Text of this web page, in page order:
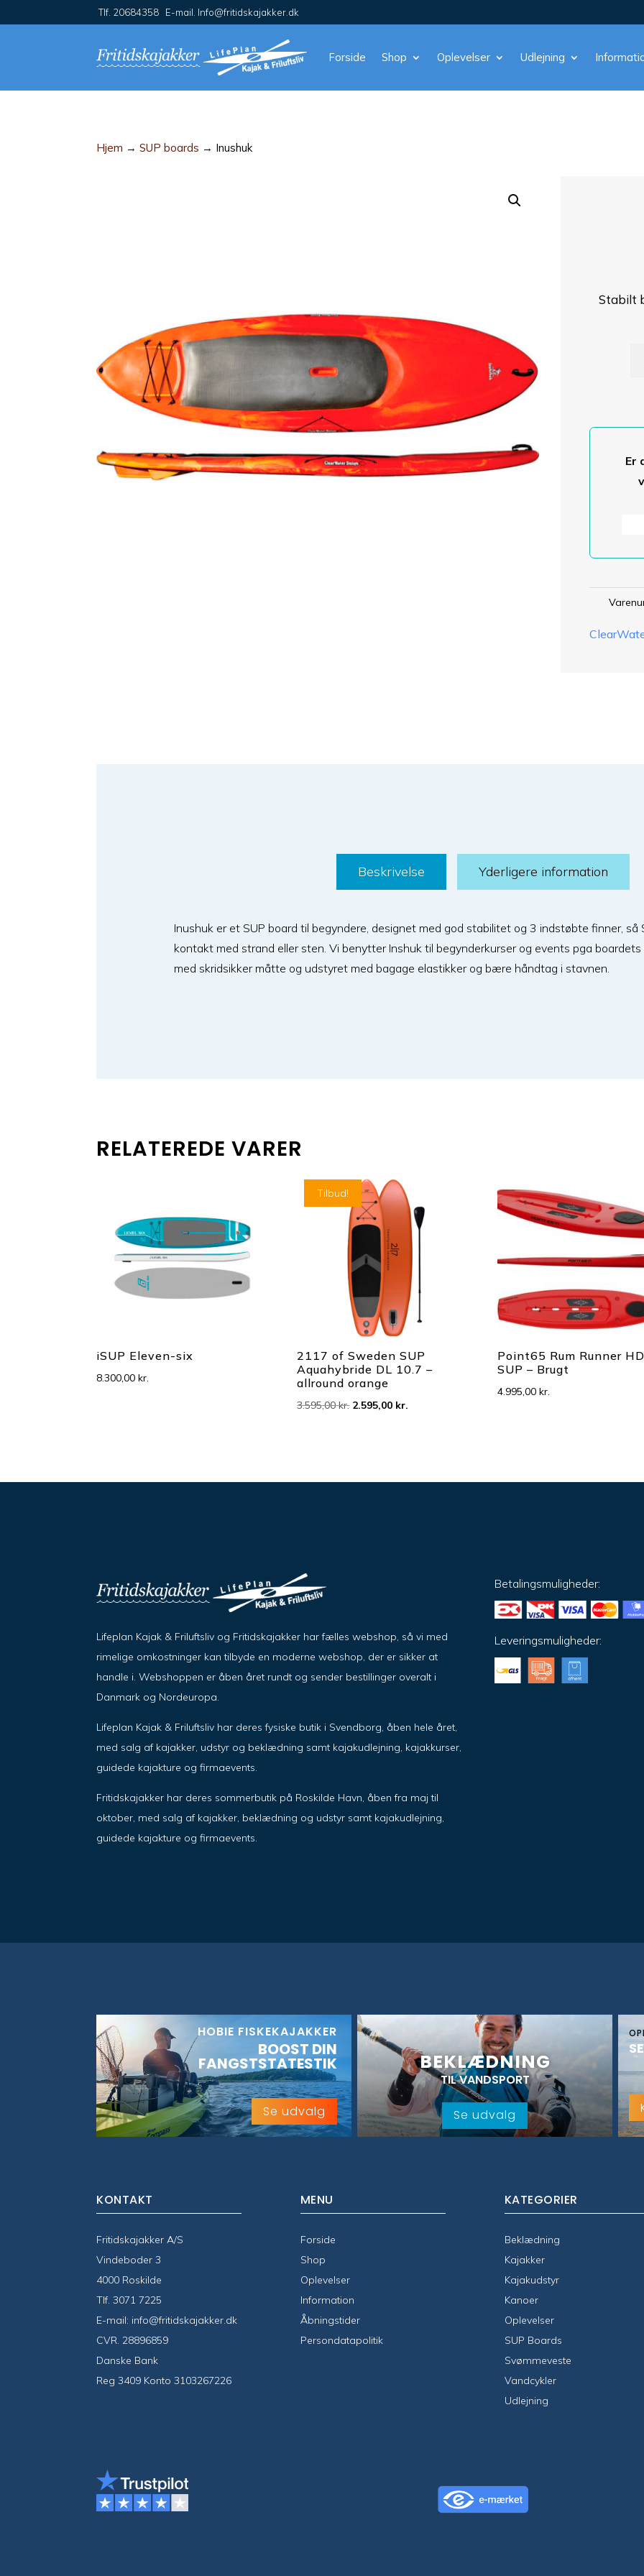
Tlf. 20684358 E-mail. Info@fritidskajakker.dk
Forside Shop Oplevelser Udlejning
Hjem →SUP boards → Inushuk
Stabilt
Er
Beskrivelse Yderligere information
Inushuk er et SUP board til begyndere, designet med god stabilitet og 3 indstøbte finner, så
kontakt med strand eller sten. Vi benytter Inshuk til begynderkurser og events pga
med skridsikker måtte og udstyret med bagage elastikker og bære håndtag i stavnen.
RELATEREDE VARER
iSUP Eleven-six
8.300,00kr.
Tilbud!
2117 of Sweden SUP
Aquahybride DL 10.7 –
allround orange
3.595,00kr. Den
3.595,00 kr..
2.595,00 kr.
2.595,00 kr..
Point65 Rum Runner
SUP – Brugt
4.995,00kr.
Lifeplan Kajak & Friluftsliv og Fritidskajakker har fælles webshop, så vi med
rimelige omkostninger kan tilbyde en moderne webshop, der er sikker at
handle i. Webshoppen er åben året rundt og sender bestillinger overalt i
Danmark og Nordeuropa.
Lifeplan Kajak & Friluftsliv har deres fysiske butik i Svendborg, åben hele året,
med salg af kajakker, udstyr og beklædning samt kajakudlejning, kajakkurser,
guidede kajakture og firmaevents.
Fritidskajakker har deres sommerbutik på Roskilde Havn, åben fra maj til
oktober, med salg af kajakker, beklædning og udstyr samt kajakudlejning,
guidede kajakture og firmaevents.
Betalingsmuligheder:
Leveringsmuligheder:
HOBIE FISKEKAJAKKER
BOOST DIN
FANGSTSTATESTIK
Se udvalg
BEKLÆDNING
TIL VANDSPORT
Se udvalg
KONTAKT
Fritidskajakker A/S
Vindeboder 3
4000 Roskilde
Tlf.3071 7225
E-mail: info@fritidskajakker.dk
CVR. 28896859
Danske Bank
Reg 3409 Konto 3103267226
MENU
Forside
Shop
Oplevelser
Information
Åbningstider
Persondatapolitik
KATEGORIER
Beklædning
Kajakker
Kajakudstyr
Kanoer
Oplevelser
SUP Boards
Svømmeveste
Vandcykler
Udlejning